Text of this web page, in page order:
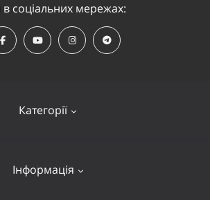
Категорії
Квадрокоптери
Інформація
соціальних мережах: